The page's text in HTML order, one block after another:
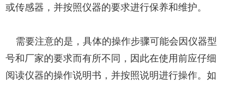
或传感器，并按照仪器的要求进行保养和维护。
需要注意的是，具体的操作步骤可能会因仪器型
号和厂家的要求而有所不同，因此在使用前应仔细
阅读仪器的操作说明书，并按照说明进行操作。如